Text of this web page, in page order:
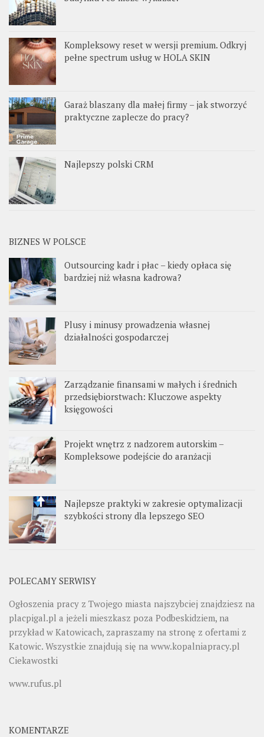
Kompleksowy reset w wersji premium. Odkryj
pełne spectrum usług w HOLA SKIN
Garaż blaszany dla małej firmy – jak stworzyć
praktyczne zaplecze do pracy?
Najlepszy polski CRM
BIZNES W POLSCE
Outsourcing kadr i płac – kiedy opłaca się
bardziej niż własna kadrowa?
Plusy i minusy prowadzenia własnej
działalności gospodarczej
Zarządzanie finansami w małych i średnich
przedsiębiorstwach: Kluczowe aspekty
księgowości
Projekt wnętrz z nadzorem autorskim –
Kompleksowe podejście do aranżacji
Najlepsze praktyki w zakresie optymalizacji
szybkości strony dla lepszego SEO
POLECAMY SERWISY
Ogłoszenia pracy z Twojego miasta najszybciej znajdziesz na
placpigal.pl a jeżeli mieszkasz poza Podbeskidziem, na
przykład w Katowicach, zapraszamy na stronę z ofertami z
Katowic. Wszystkie znajdują się na www.kopalniapracy.pl
Ciekawostki
www.rufus.pl
KOMENTARZE